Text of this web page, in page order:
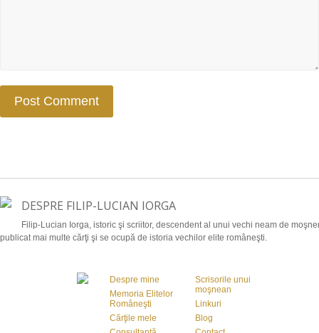
DESPRE FILIP-LUCIAN IORGA
Filip-Lucian Iorga, istoric şi scriitor, descendent al unui vechi neam de
publicat mai multe cărţi şi se ocupă de istoria vechilor elite româneşti.
Despre mine
Memoria Elitelor
Româneşti
Cărţile mele
Scrisorile unui
moşnean
Linkuri
Blog